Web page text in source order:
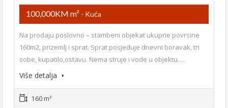
100,000KM m² - Kuća
Na prodaju poslovno – stambeni objekat ukupne povrsine
160m2, prizemlj i sprat. Sprat posjeduje dnevni boravak, tri
sobe, kupatilo,ostavu. Nema struje i vode u objektu.…
Više detalja
160 m²